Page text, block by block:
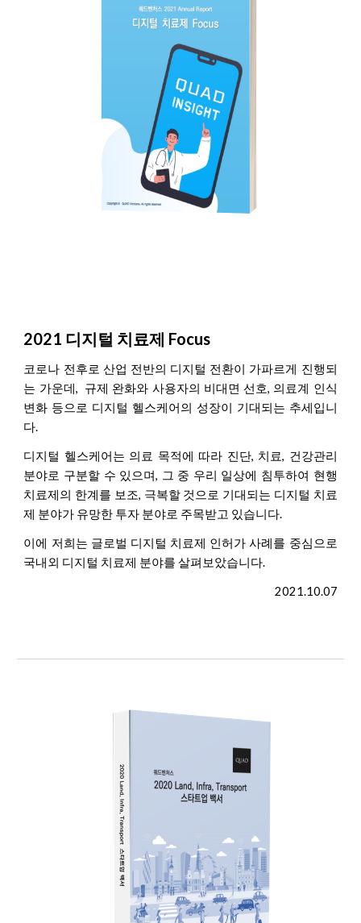
2021 디지털 치료제 Focus
코로나 전후로 산업 전반의 디지털 전환이 가파르게 진행되
는 가운데, 규제 완화와 사용자의 비대면 선호, 의료계 인식
변화 등으로 디지털 헬스케어의 성장이 기대되는 추세입니
다.
디지털 헬스케어는 의료 목적에 따라 진단, 치료, 건강관리
분야로 구분할 수 있으며, 그 중 우리 일상에 침투하여 현행
치료제의 한계를 보조, 극복할 것으로 기대되는 디지털 치료
제 분야가 유망한 투자 분야로 주목받고 있습니다.
이에 저희는 글로벌 디지털 치료제 인허가 사례를 중심으로
국내외 디지털 치료제 분야를 살펴보았습니다.
2021.10.07